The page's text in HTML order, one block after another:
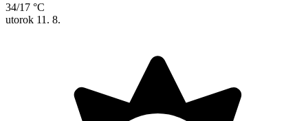
34/17 °C
utorok 11. 8.